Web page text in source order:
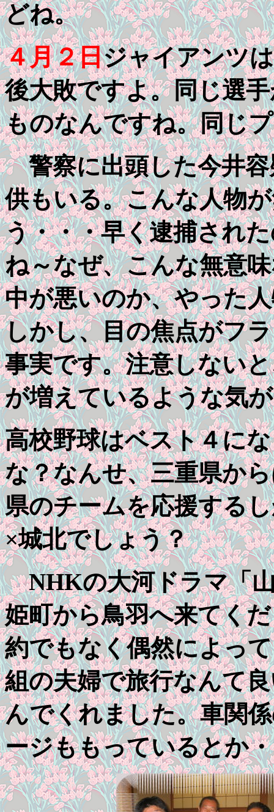
どね。
４月２日ジャイアンツ
後大敗ですよ。同じ選
ものなんですね。同じ
警察に出頭した今井
供もいる。こんな人物
う・・・早く逮捕され
ね～なぜ、こんな無意
中が悪いのか、やった
しかし、目の焦点がフ
事実です。注意しない
が増えているような気
高校野球はベスト４に
な？なんせ、三重県か
県のチームを応援する
×城北でしょう？
NHKの大河ドラマ「
姫町から鳥羽へ来てく
約でもなく偶然によっ
組の夫婦で旅行なんて
んでくれました。車関
ージももっているとか